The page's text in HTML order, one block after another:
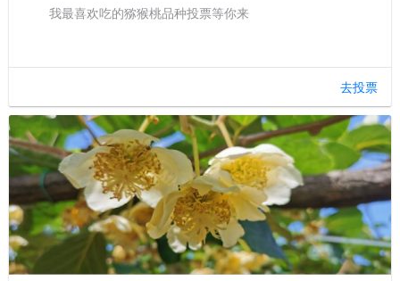
我最喜欢吃的猕猴桃品种投票等你来
去投票